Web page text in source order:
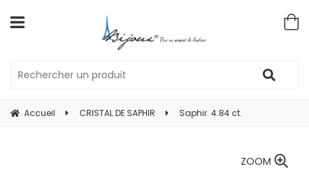
Accueil CRISTAL DE SAPHIR Saphir. 4.84 ct.
ZOOM